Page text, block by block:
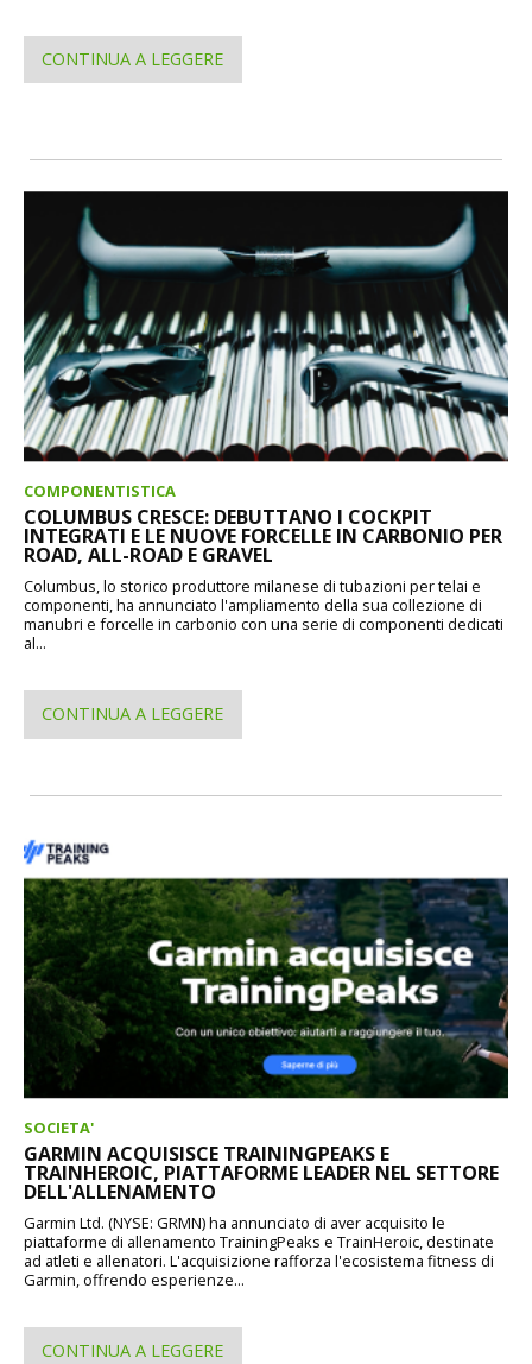
CONTINUA A LEGGERE
COMPONENTISTICA
COLUMBUS CRESCE: DEBUTTANO I COCKPIT
INTEGRATI E LE NUOVE FORCELLE IN CARBONIO PER
ROAD, ALL-ROAD E GRAVEL
Columbus, lo storico produttore milanese di tubazioni per telai e
componenti, ha annunciato l'ampliamento della sua collezione di
manubri e forcelle in carbonio con una serie di componenti dedicati
al...
CONTINUA A LEGGERE
SOCIETA'
GARMIN ACQUISISCE TRAININGPEAKS E
TRAINHEROIC, PIATTAFORME LEADER NEL SETTORE
DELL'ALLENAMENTO
Garmin Ltd. (NYSE: GRMN) ha annunciato di aver acquisito le
piattaforme di allenamento TrainingPeaks e TrainHeroic, destinate
ad atleti e allenatori. L'acquisizione rafforza l'ecosistema fitness di
Garmin, offrendo esperienze...
CONTINUA A LEGGERE